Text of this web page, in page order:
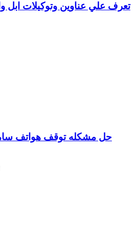
تعرف علي عناوين وتوكيلات ابل
حل مشكله توقف هواتف